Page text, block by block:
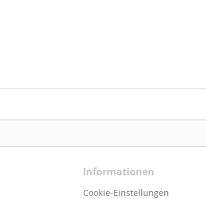
Informationen
Cookie-Einstellungen